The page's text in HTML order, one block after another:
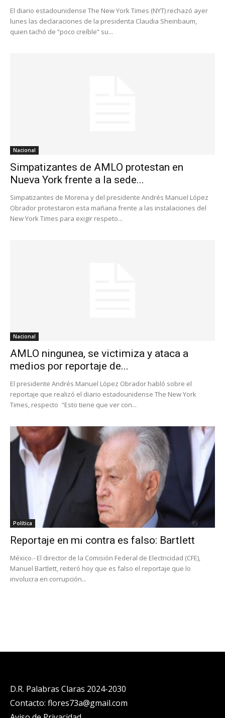
El diario estadounidense The New York Times (NYT) rechazó ayer
lunes las declaraciones de la presidenta Claudia Sheinbaum,
quien tachó de “poco creíble” su...
Nacional
Simpatizantes de AMLO protestan en
Nueva York frente a la sede...
Simpatizantes de Morena y del presidente Andrés Manuel López
Obrador protestaron esta mañana frente a las instalaciones del
New York Times para exigir respeto...
Nacional
AMLO ningunea, se victimiza y ataca a
medios por reportaje de...
El presidente Andrés Manuel López Obrador habló sobre el
reportaje que realizó el diario estadounidense The New York
Times, respecto "Esto tiene que ver con...
Política
Reportaje en mi contra es falso: Bartlett
México.- El director de la Comisión Federal de Electricidad (CFE),
Manuel Bartlett, reiteró hoy que es falso el reportaje que lo
involucra en corrupción...
D.R. Palabras Claras 2024-2030
Contacto: flores73a@gmail.com